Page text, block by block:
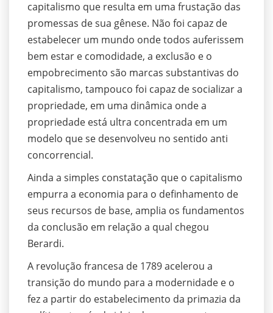
capitalismo que resulta em uma frustação das
promessas de sua gênese. Não foi capaz de
estabelecer um mundo onde todos auferissem
bem estar e comodidade, a exclusão e o
empobrecimento são marcas substantivas do
capitalismo, tampouco foi capaz de socializar a
propriedade, em uma dinâmica onde a
propriedade está ultra concentrada em um
modelo que se desenvolveu no sentido anti
concorrencial.
Ainda a simples constatação que o capitalismo
empurra a economia para o definhamento de
seus recursos de base, amplia os fundamentos
da conclusão em relação a qual chegou
Berardi.
A revolução francesa de 1789 acelerou a
transição do mundo para a modernidade e o
fez a partir do estabelecimento da primazia da